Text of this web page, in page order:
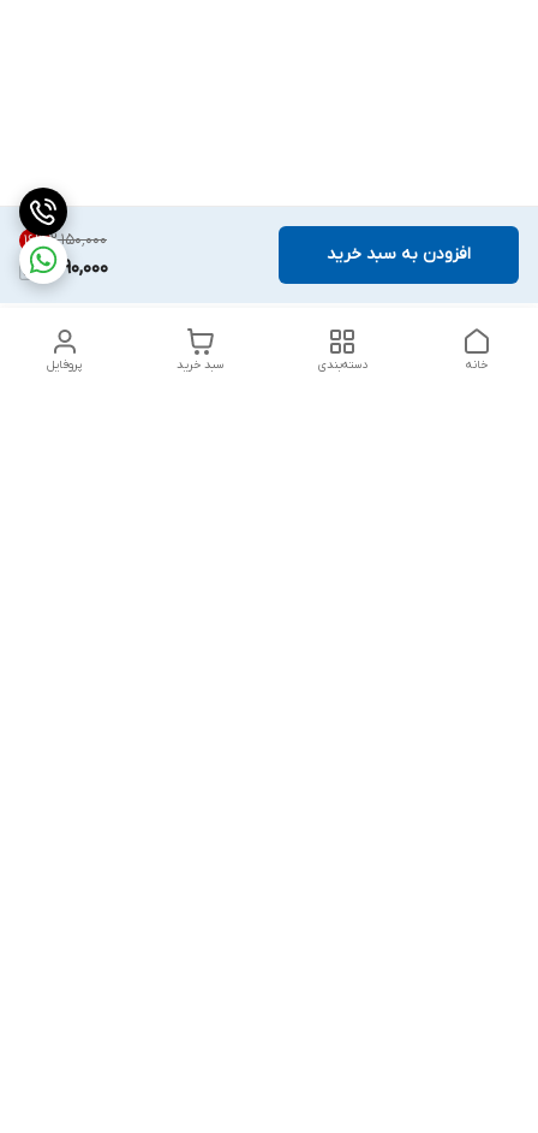
۲٬۱۵۰٬۰۰۰ 16%
1,790,000
افزودن به سبد خرید
پروفایل سبد خرید دسته‌بندی خانه